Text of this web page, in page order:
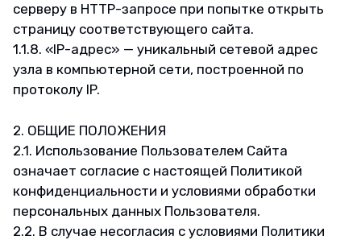
серверу в HTTP-запросе при попытке открыть
страницу соответствующего сайта.
1.1.8. «IP-адрес» — уникальный сетевой адрес
узла в компьютерной сети, построенной по
протоколу IP.
2. ОБЩИЕ ПОЛОЖЕНИЯ
2.1. Использование Пользователем Сайта
означает согласие с настоящей Политикой
конфиденциальности и условиями обработки
персональных данных Пользователя.
2.2. В случае несогласия с условиями Политики